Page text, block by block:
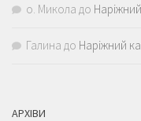
о. Микола до
Галина до Наріжний
АРХІВИ